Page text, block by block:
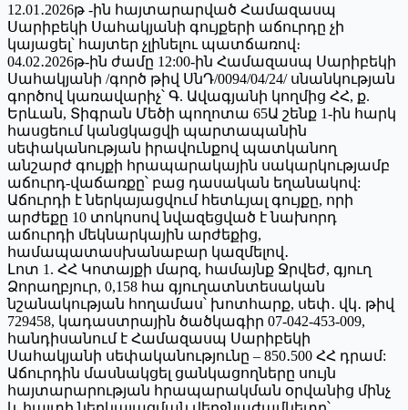
12.01․2026թ -ին հայտարարված Համազասպ
Սարիբեկի Սահակյանի գույքերի աճուրդը չի
կայացել՝ հայտեր չլինելու պատճառով։
04.02․2026թ-ին ժամը 12:00-ին Համազասպ Սարիբեկի
Սահակյանի /գործ թիվ ՍնԴ/0094/04/24/ սնանկության
գործով կառավարիչ՝ Գ. Ավագյանի կողմից ՀՀ, ք.
Երևան, Տիգրան Մեծի պողոտա 65Ա շենք 1-ին հարկ
հասցեում կանցկացվի պարտապանին
սեփականության իրավունքով պատկանող
անշարժ գույքի հրապարակային սակարկությամբ
աճուրդ-վաճառքը՝ բաց դասական եղանակով:
Աճուրդի է ներկայացվում հետևյալ գույքը, որի
արժեքը 10 տոկոսով նվազեցված է նախորդ
աճուրդի մեկնարկային արժեքից,
համապատասխանաբար կազմելով․
Լոտ 1. ՀՀ Կոտայքի մարզ, համայնք Ջրվեժ, գյուղ
Ձորաղբյուր, 0,158 հա գյուղատնտեսական
նշանակության հողամաս՝ խոտհարք, սեփ․ վկ․ թիվ
729458, կադաստրային ծածկագիր 07-042-453-009,
հանդիսանում է Համազասպ Սարիբեկի
Սահակյանի սեփականությունը – 850․500 ՀՀ դրամ:
Աճուրդին մասնակցել ցանկացողները սույն
հայտարարության հրապարակման օրվանից մինչ